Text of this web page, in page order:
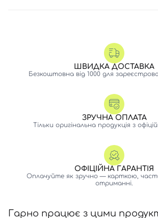
ШВИДКА ДОСТАВКА
Безкоштовна від 1000 для
ЗРУЧНА ОПЛАТА
Тільки оригінальна продукція з
ОФІЦІЙНА ГАРАНТІЯ
Оплачуйте як зручно — карткою,
отриманні.
Гарно працює з цими